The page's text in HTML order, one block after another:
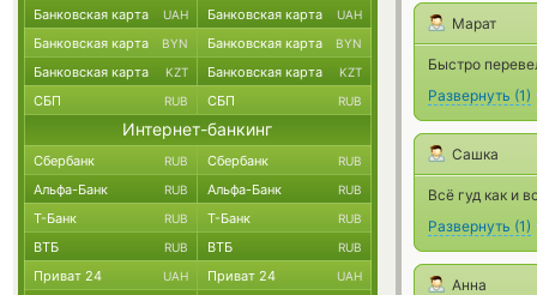
Марат
Быстро
Развернуть (1)
Сашка
Всё гуд как и
Развернуть (1)
Анна
Банковская карта UAH Банковская карта UAH
Банковская карта BYN Банковская карта BYN
Банковская карта KZT Банковская карта KZT
СБП RUB СБП RUB
Интернет-банкинг
Сбербанк RUB Сбербанк RUB
Альфа-Банк RUB Альфа-Банк RUB
Т-Банк RUB Т-Банк RUB
ВТБ RUB ВТБ RUB
Приват 24 UAH Приват 24 UAH